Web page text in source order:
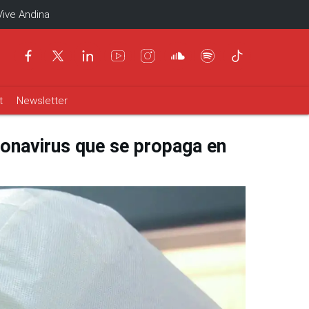
Andina
Newsletter
que se propaga en